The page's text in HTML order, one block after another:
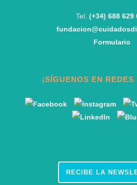
Tel. (+34) 688 629
Formulario
¡SÍGUENOS EN
RECIBE LA